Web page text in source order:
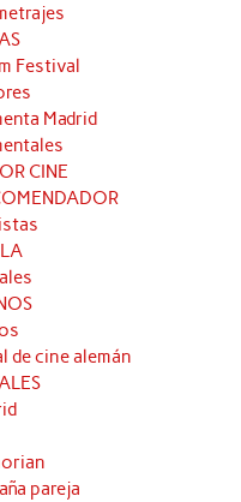
Festival
Madrid
CINE
de cine alemán
pareja